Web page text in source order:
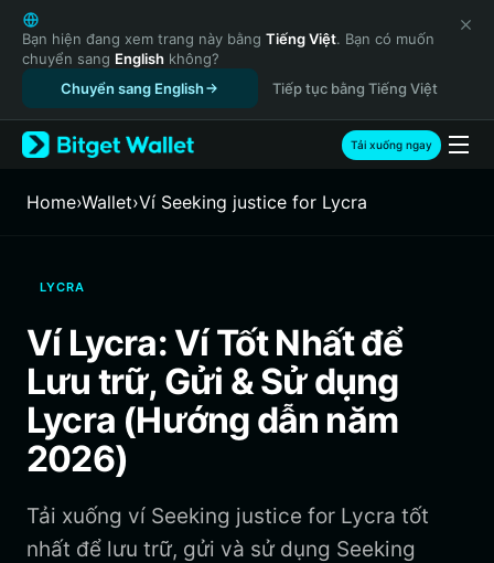
English
日本語
Tiếng Việt
Русский
Español (Latinoamérica)
Türkçe
Français
繁體中文
Bahasa Indonesia
ภาษาไทย
Español
Português (Brasil)
Bạn hiện đang xem trang này bằng Tiếng Việt. Bạn có muốn
chuyển sang English không?
Chuyển sang English
Tiếp tục bằng Tiếng Việt
Tải xuống ngay
Home›Wallet›‌Ví Seeking justice for Lycra
LYCRA
Ví Lycra: Ví Tốt Nhất để
Lưu trữ, Gửi & Sử dụng
Lycra (Hướng dẫn năm
2026)
Tải xuống ví Seeking justice for Lycra tốt
nhất để lưu trữ, gửi và sử dụng Seeking